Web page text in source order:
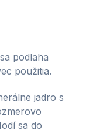
podlaha
použitia.
jadro s
sa do